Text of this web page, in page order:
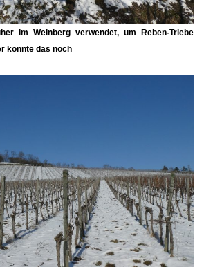
im Weinberg verwendet, um Reben-Triebe
konnte das noch